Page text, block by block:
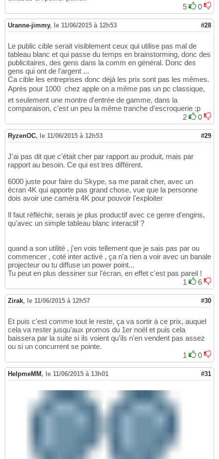
5
0
Uranne-jimmy, le 11/06/2015 à 12h53 #28
Le public cible serait visiblement ceux qui utilise pas mal de
tableau blanc et qui passe du temps en brainstorming, donc des
publicitaires, des gens dans la comm en général. Donc des
gens qui ont de l'argent ...
Ca cible les entreprises donc déjà les prix sont pas les mêmes.
Après pour 1000  chez apple on a même pas un pc classique,
et seulement une montre d'entrée de gamme, dans la
comparaison, c'est un peu la même tranche d'escroquerie :p
2
0
RyzenOC, le 11/06/2015 à 12h53 #29
J'ai pas dit que c'était cher par rapport au produit, mais par
rapport au besoin. Ce qui est tres différent.
6000 juste pour faire du Skype, sa me parait cher, avec un
écran 4K qui apporte pas grand chose, vue que la personne
dois avoir une caméra 4K pour pouvoir l'exploiter
Il faut réfléchir, serais je plus productif avec ce genre d'engins,
qu'avec un simple tableau blanc interactif ?
quand a son utilité , j'en vois tellement que je sais pas par ou
commencer , coté inter activé , ça n'a rien a voir avec un banale
projecteur ou tu diffuse un power point...
Tu peut en plus dessiner sur l'écran, en effet c'est pas pareil !
1
6
Zirak, le 11/06/2015 à 12h57 #30
Et puis c'est comme tout le reste, ça va sortir à ce prix, auquel
cela va rester jusqu'aux promos du 1er noël et puis cela
baissera par la suite si ils voient qu'ils n'en vendent pas assez
ou si un concurrent se pointe.
1
0
HelpmeMM , le 11/06/2015 à 13h01 #31